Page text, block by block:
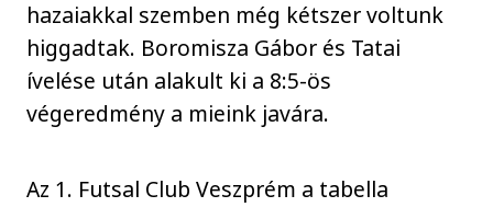
hazaiakkal szemben még kétszer voltunk
higgadtak. Boromisza Gábor és Tatai
ívelése után alakult ki a 8:5-ös
végeredmény a mieink javára.
Az 1. Futsal Club Veszprém a tabella